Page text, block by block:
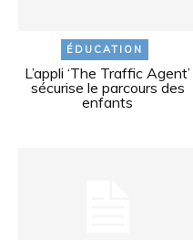
ÉDUCATION
L’appli ‘The Traffic Agent’
sécurise le parcours des
enfants